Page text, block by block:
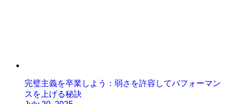
完璧主義を卒業しよう：弱さを許容してパフォーマン
スを上げる秘訣